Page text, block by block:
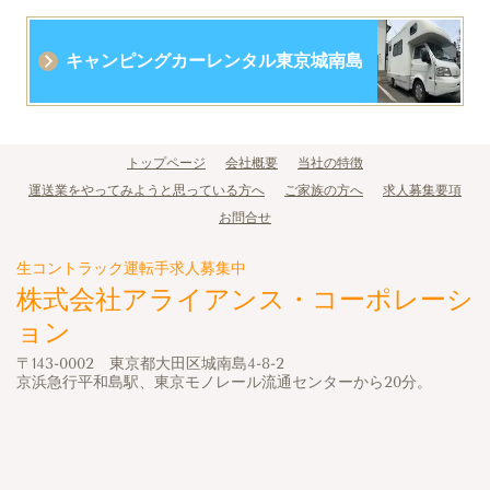
キャンピングカーレンタル東京城南島
トップページ 会社概要
当社の特徴
運送業をやってみようと思っている方へ
ご家族の方へ
求人募集要項
お問合せ
生コントラック運転手求人募集中
株式会社アライアンス・コーポレーシ
ョン
〒143-0002 東京都大田区城南島4-8-2
京浜急行平和島駅、東京モノレール流通センターから20分。